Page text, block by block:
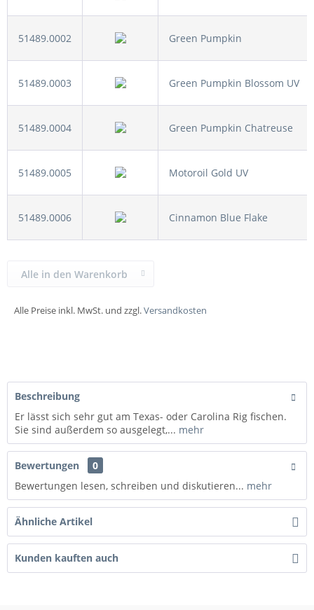
51489.0002 Green Pumpkin
51489.0003 Green Pumpkin Blossom UV
51489.0004 Green Pumpkin Chatreuse
51489.0005 Motoroil Gold UV
51489.0006 Cinnamon Blue Flake
Alle Preise inkl. MwSt. und zzgl.Versandkosten
Alle in den Warenkorb
Beschreibung
Er lässt sich sehr gut am Texas- oder Carolina Rig fischen.
Sie sind außerdem so ausgelegt,... mehr
Bewertungen
0
Bewertungen lesen, schreiben und diskutieren... mehr
Ähnliche Artikel
Kunden kauften auch